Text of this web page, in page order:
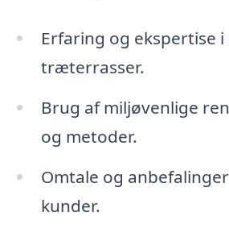
Erfaring og ekspertise
træterrasser.
Brug af miljøvenlige
og metoder.
Omtale og
kunder.